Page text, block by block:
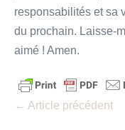
responsabilités et sa
du prochain. Laisse-
aimé ! Amen.
Navigation
← Article précédent